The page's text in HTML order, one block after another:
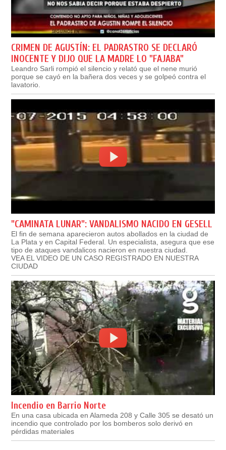
CRIMEN DE AGUSTÍN: EL PADRASTRO SE DECLARÓ
INOCENTE Y DIJO QUE LA MADRE LO "FAJABA"
Leandro Sarli rompió el silencio y relató que el nene murió
porque se cayó en la bañera dos veces y se golpeó contra el
lavatorio.
"CAMINATA LUNAR": VANDALISMO NACIDO EN GESELL
El fin de semana aparecieron autos abollados en la ciudad de
La Plata y en Capital Federal. Un especialista, asegura que ese
tipo de ataques vandalicos nacieron en nuestra ciudad.
VEA EL VIDEO DE UN CASO REGISTRADO EN NUESTRA
CIUDAD
Incendio en Barrio Norte
En una casa ubicada en Alameda 208 y Calle 305 se desató un
incendio que controlado por los bomberos solo derivó en
pérdidas materiales